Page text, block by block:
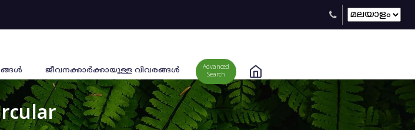
ജീവനക്കാര്‍ക്കായുള്ള വിവരങ്ങള്‍
Advanced
Search